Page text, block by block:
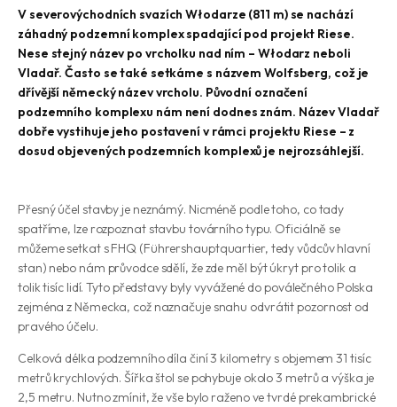
V severovýchodních svazích Włodarze (811 m) se nachází
záhadný podzemní komplex spadající pod projekt Riese.
Nese stejný název po vrcholku nad ním – Włodarz neboli
Vladař. Často se také setkáme s názvem Wolfsberg, což je
dřívější německý název vrcholu. Původní označení
podzemního komplexu nám není dodnes znám. Název Vladař
dobře vystihuje jeho postavení v rámci projektu Riese – z
dosud objevených podzemních komplexů je nejrozsáhlejší.
Přesný účel stavby je neznámý. Nicméně podle toho, co tady
spatříme, lze rozpoznat stavbu továrního typu. Oficiálně se
můžeme setkat s FHQ (Führershauptquartier, tedy vůdcův hlavní
stan) nebo nám průvodce sdělí, že zde měl být úkryt pro tolik a
tolik tisíc lidí. Tyto představy byly vyvážené do poválečného Polska
zejména z Německa, což naznačuje snahu odvrátit pozornost od
pravého účelu.
Celková délka podzemního díla činí 3 kilometry s objemem 31 tisíc
metrů krychlových. Šířka štol se pohybuje okolo 3 metrů a výška je
2,5 metru. Nutno zmínit, že vše bylo raženo ve tvrdé prekambrické